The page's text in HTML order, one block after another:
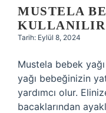
MUSTELA
KULLANILIR
Tarih: Eylül 8, 2024
Mustela bebek
yağı bebeğinizin
yardımcı olur.
bacaklarından